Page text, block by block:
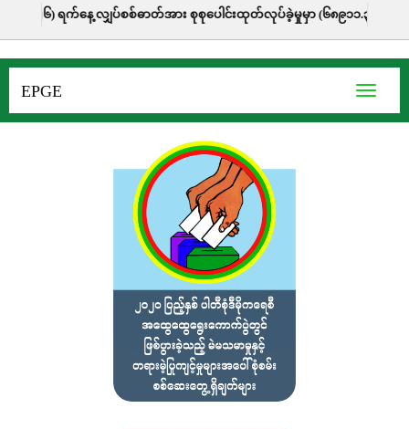
ား စုစုပေါင်းထုတ်လုပ်ခဲ့မှုမှာ (၆၈၉၁၁.၃) မဂ္ဂါဝပ်နာရီဖြစ်ပါသည်။
Toggle
EPGE